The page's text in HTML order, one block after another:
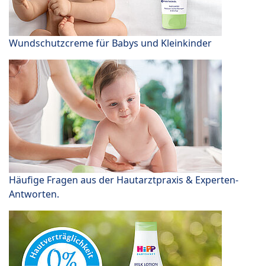
Wundschutzcreme für Babys und Kleinkinder
Häufige Fragen aus der Hautarztpraxis & Experten-
Antworten.